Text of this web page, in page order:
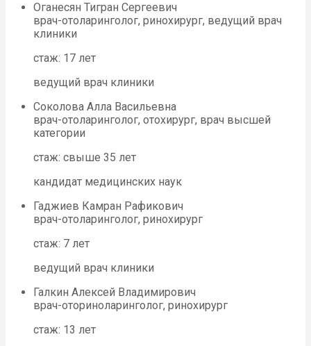
Оганесян Тигран Сергеевич
врач-отоларинголог, ринохирург, ведущий врач
клиники
стаж: 17 лет
ведущий врач клиники
Соколова Алла Васильевна
врач-отоларинголог, отохирург, врач высшей
категории
стаж: свыше 35 лет
кандидат медицинских наук
Гаджиев Камран Рафикович
врач-отоларинголог, ринохирург
стаж: 7 лет
ведущий врач клиники
Галкин Алексей Владимирович
врач-оториноларинголог, ринохирург
стаж: 13 лет